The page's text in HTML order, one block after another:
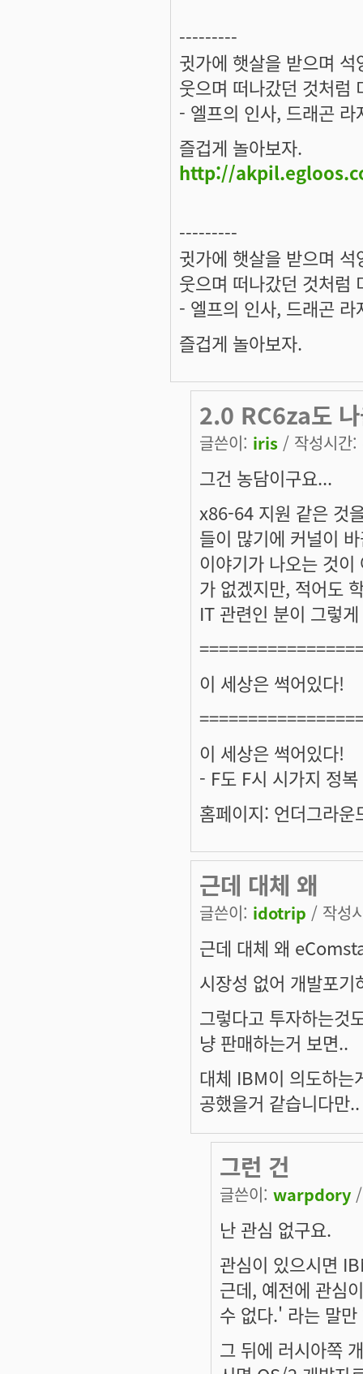
---------
귓가에 햇살을 받으며
웃으며 떠나갔던 것처럼
- 엘프의 인사, 드래곤 라
즐겁게 놀아보자.
http://
---------
귓가에 햇살을 받으며
웃으며 떠나갔던 것처럼
- 엘프의 인사, 드래곤 라
즐겁게 놀아보자.
2.0 RC6za도
글쓴이: iris / 작성시간
그건 농담이구요...
x86-64 지원 같은 것
들이 많기에 커널이
이야기가 나오는 것
가 없겠지만, 적어도
IT 관련인 분이 그렇
이 세상은 썩어있다!
이 세상은 썩어있다!
- F도 F시 시가지 정
홈페이지: 언더그라
근데 대체 왜
글쓴이: idotrip / 작성
근데 대체 왜
시장성 없어 개발포
그렇다고 투자하는것
냥 판매하는거 보면..
대체 IBM이 의도하는
공했을거 같습니다만..
그런 건
글쓴이: warpdory
난 관심 없구요.
관심이 있으시면
근데, 예전에 관심
수 없다.' 라는 말
그 뒤에 러시아쪽